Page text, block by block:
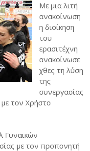
Με μια λιτή
ανακοίνωση
η διοίκηση
του
ερασιτέχνη
ανακοίνωσε
χθες τη λύση
της
συνεργασίας
τον Χρήστο
Γυναικών
με τον προπονητή